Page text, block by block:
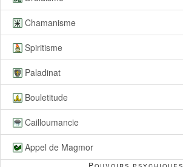
Chamanisme
Spiritisme
Paladinat
Bouletitude
Cailloumancie
Appel de Magmor
Pouvoirs psychiques